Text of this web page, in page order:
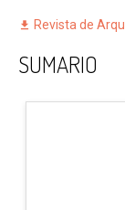
Revista de
SUMARIO